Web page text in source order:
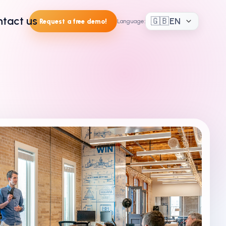
us Request a free demo! Language: 🇬🇧EN